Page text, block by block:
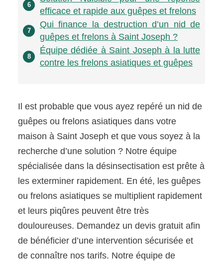
6
efficace et rapide aux guêpes et frelons
7
Qui finance la destruction d’un nid de
guêpes et frelons à Saint Joseph ?
8
Équipe dédiée à Saint Joseph à la lutte
contre les frelons asiatiques et guêpes
Il est probable que vous ayez repéré un nid de
guêpes ou frelons asiatiques dans votre
maison à Saint Joseph et que vous soyez à la
recherche d’une solution ? Notre équipe
spécialisée dans la désinsectisation est prête à
les exterminer rapidement. En été, les guêpes
ou frelons asiatiques se multiplient rapidement
et leurs piqûres peuvent être très
douloureuses. Demandez un devis gratuit afin
de bénéficier d’une intervention sécurisée et
de connaître nos tarifs. Notre équipe de